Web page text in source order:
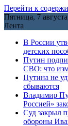
Перейти к
Пятница, 7
Лента
В России
детских
Путин
СВО: что
Путина не
сбываются
Владимир
Россией»
Cуд закрыл
обороны